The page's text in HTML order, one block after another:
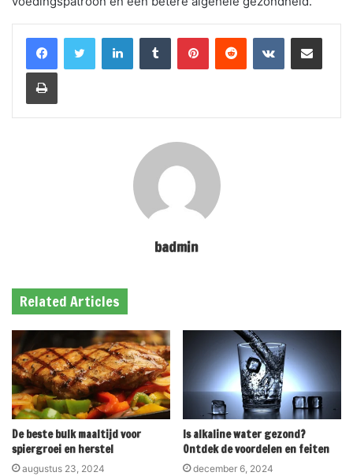
LinkedInTumblr PinterestReddit VKontakteShare via Email
Print
badmin
Related Articles
De beste bulk maaltijd voor
spiergroei en herstel
augustus 23, 2024
Is alkaline water gezond?
Ontdek de voordelen en feiten
december 6, 2024